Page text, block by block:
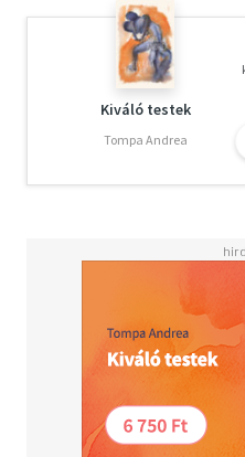
Kiváló testek
Tompa Andrea